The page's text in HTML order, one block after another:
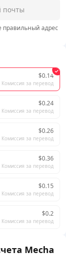
правильный адрес
$0.14
Комиссия за перевод
$0.24
Комиссия за перевод
$0.26
Комиссия за перевод
$0.36
Комиссия за перевод
$0.15
Комиссия за перевод
$0.2
Комиссия за перевод
Mecha